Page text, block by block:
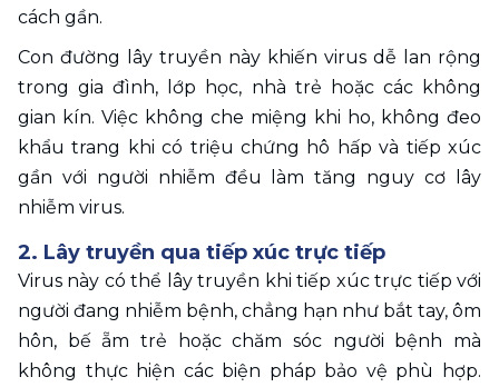
cách gần.
Con đường lây truyền này khiến virus dễ lan rộng
trong gia đình, lớp học, nhà trẻ hoặc các không
gian kín. Việc không che miệng khi ho, không đeo
khẩu trang khi có triệu chứng hô hấp và tiếp xúc
gần với người nhiễm đều làm tăng nguy cơ lây
nhiễm virus.
2. Lây truyền qua tiếp xúc trực tiếp
Virus này có thể lây truyền khi tiếp xúc trực tiếp với
người đang nhiễm bệnh, chẳng hạn như bắt tay, ôm
hôn, bế ẵm trẻ hoặc chăm sóc người bệnh mà
không thực hiện các biện pháp bảo vệ phù hợp.